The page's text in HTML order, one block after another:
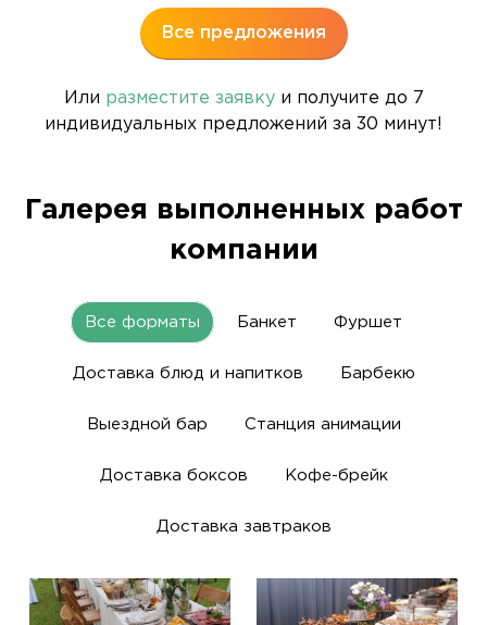
Все предложения
Или разместите заявкуи получите до 7
индивидуальных предложений за 30 минут!
Галерея выполненных работ
компании
Все форматы Банкет Фуршет
Доставка блюд и напитков Барбекю
Выездной бар Станция анимации
Доставка боксов Кофе-брейк
Доставка завтраков